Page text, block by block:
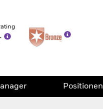
Positionen